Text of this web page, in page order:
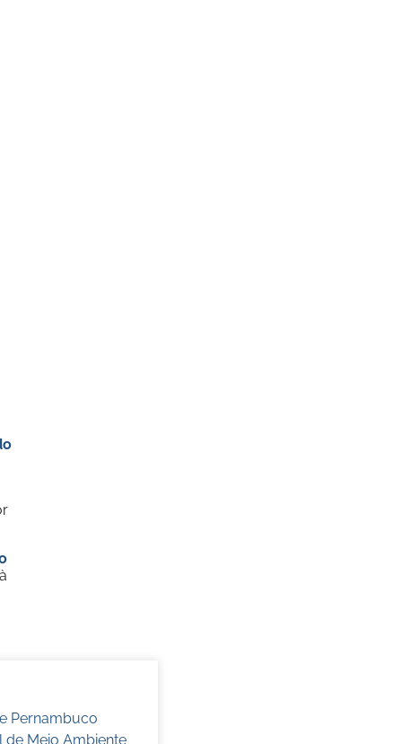
Pernambuco
de Meio Ambiente